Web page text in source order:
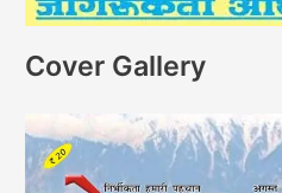
Cover Gallery